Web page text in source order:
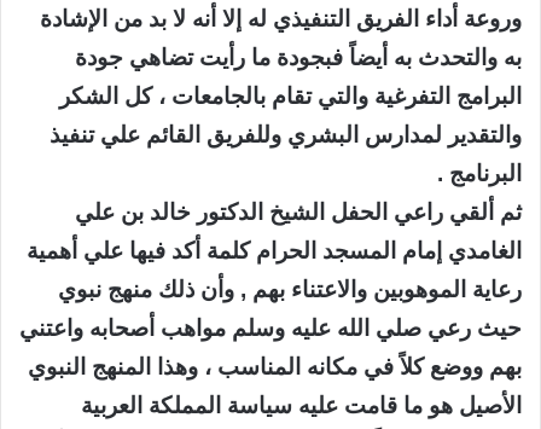
وروعة أداء الفريق التنفيذي له إلا أنه لا بد من الإشادة
به والتحدث به أيضاً فبجودة ما رأيت تضاهي جودة
البرامج التفرغية والتي تقام بالجامعات ، كل الشكر
والتقدير لمدارس البشري وللفريق القائم علي تنفيذ
البرنامج .
ثم ألقي راعي الحفل الشيخ الدكتور خالد بن علي
الغامدي إمام المسجد الحرام كلمة أكد فيها علي أهمية
رعاية الموهوبين والاعتناء بهم , وأن ذلك منهج نبوي
حيث رعي صلي الله عليه وسلم مواهب أصحابه واعتني
بهم ووضع كلاً في مكانه المناسب ، وهذا المنهج النبوي
الأصيل هو ما قامت عليه سياسة المملكة العربية